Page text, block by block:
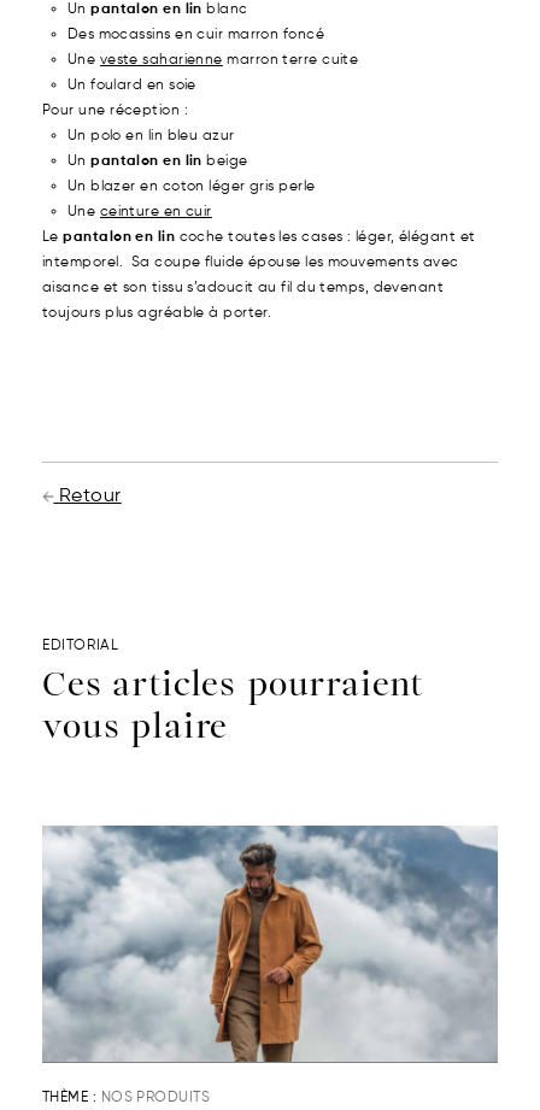
Unpantalon en lin blanc
Des mocassins en cuir marron foncé
Une veste saharienne marron terre cuite
Un foulard en soie
Pour une réception :
Un polo en lin bleu azur
Unpantalon en lin beige
Un blazer en coton léger gris perle
Une ceinture en cuir
Lepantalon en lin coche toutes les cases : léger, élégant et
intemporel. Sa coupe fluide épouse les mouvements avec
aisance et son tissu s’adoucit au fil du temps, devenant
toujours plus agréable à porter.
Retour
EDITORIAL
Ces articles pourraient
vous plaire
THÈME : NOS PRODUITS